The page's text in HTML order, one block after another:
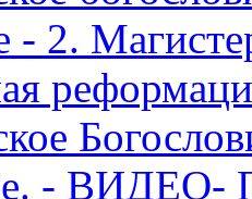
- 2.
- ВИДЕО-